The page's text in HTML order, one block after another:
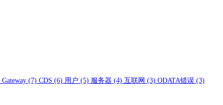
Gateway (7) CDS (6) 用户 (5) 服务器 (4) 互联网 (3) ODATA错误 (3)